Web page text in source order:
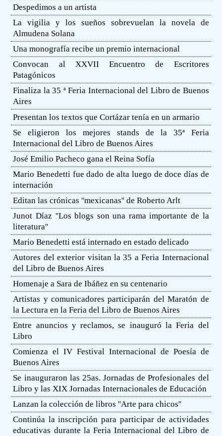
Despedimos a un artista
La vigilia y los sueños sobrevuelan la novela de
Almudena Solana
Una monografía recibe un premio internacional
Convocan al XXVII Encuentro de Escritores
Patagónicos
Finaliza la 35 ª Feria Internacional del Libro de Buenos
Aires
Presentan los textos que Cortázar tenía en un armario
Se eligieron los mejores stands de la 35ª Feria
Internacional del Libro de Buenos Aires
José Emilio Pacheco gana el Reina Sofía
Mario Benedetti fue dado de alta luego de doce días de
internación
Editan las crónicas ''mexicanas'' de Roberto Arlt
Junot Díaz ''Los blogs son una rama importante de la
literatura''
Mario Benedetti está internado en estado delicado
Autores del exterior visitan la 35 a Feria Internacional
del Libro de Buenos Aires
Homenaje a Sara de Ibáñez en su centenario
Artistas y comunicadores participarán del Maratón de
la Lectura en la Feria del Libro de Buenos Aires
Entre anuncios y reclamos, se inauguró la Feria del
Libro
Comienza el IV Festival Internacional de Poesía de
Buenos Aires
Se inauguraron las 25as. Jornadas de Profesionales del
Libro y las XIX Jornadas Internacionales de Educación
Lanzan la colección de libros ''Arte para chicos''
Continúa la inscripción para participar de actividades
educativas durante la Feria Internacional del Libro de